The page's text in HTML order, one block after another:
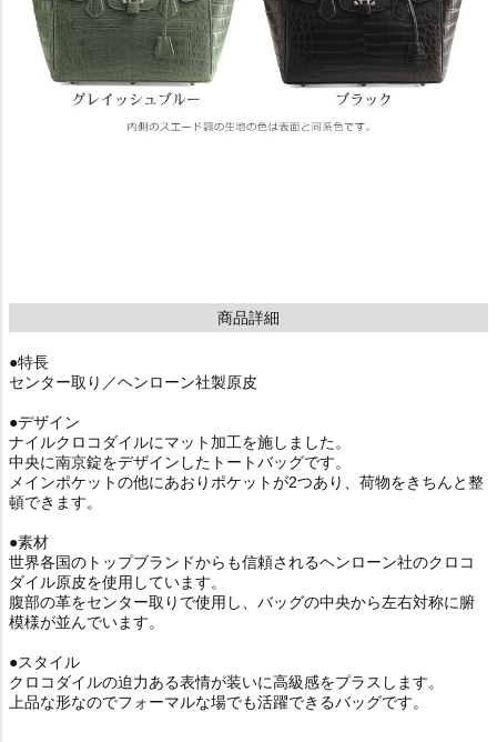
商品詳細
●特長
センター取り／ヘンローン社製原皮
●デザイン
ナイルクロコダイルにマット加工を施しました。
中央に南京錠をデザインしたトートバッグです。
メインポケットの他にあおりポケットが2つあり、荷物をきちんと整
頓できます。
●素材
世界各国のトップブランドからも信頼されるヘンローン社のクロコ
ダイル原皮を使用しています。
腹部の革をセンター取りで使用し、バッグの中央から左右対称に腑
模様が並んでいます。
●スタイル
クロコダイルの迫力ある表情が装いに高級感をプラスします。
上品な形なのでフォーマルな場でも活躍できるバッグです。